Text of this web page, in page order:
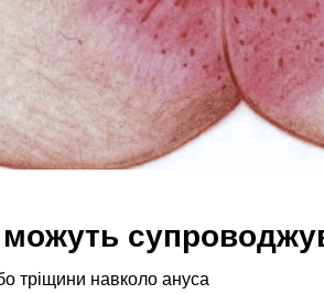
тріщини навколо ануса